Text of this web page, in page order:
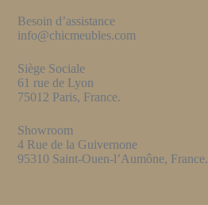
Besoin d’assistance
info@chicmeubles.com
Siège Sociale
61 rue de Lyon
75012 Paris, France.
Showroom
4 Rue de la Guivernone
95310 Saint-Ouen-l’Aumône, France.